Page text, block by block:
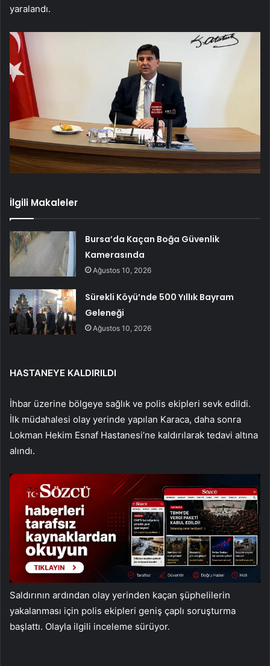
yaralandı.
İlgili Makaleler
Bursa’da Kaçan Boğa Güvenlik
Kamerasında
Ağustos 10, 2026
Sürekli Köyü’nde 500 Yıllık Bayram
Geleneği
Ağustos 10, 2026
HASTANEYE KALDIRILDI
İhbar üzerine bölgeye sağlık ve polis ekipleri sevk edildi.
İlk müdahalesi olay yerinde yapılan Karaca, daha sonra
Lokman Hekim Esnaf Hastanesi’ne kaldırılarak tedavi altına
alındı.
Saldırının ardından olay yerinden kaçan şüphelilerin
yakalanması için polis ekipleri geniş çaplı soruşturma
başlattı. Olayla ilgili inceleme sürüyor.